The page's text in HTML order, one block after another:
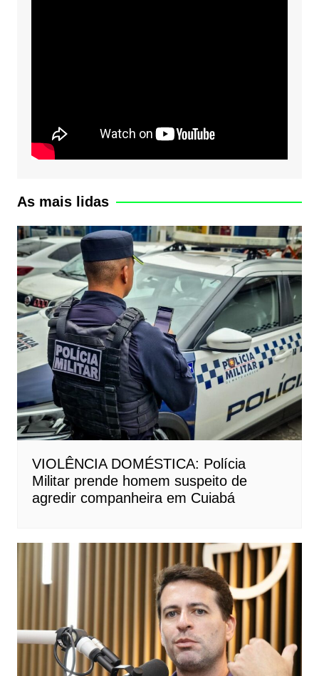
As mais lidas
VIOLÊNCIA DOMÉSTICA: Polícia
Militar prende homem suspeito de
agredir companheira em Cuiabá